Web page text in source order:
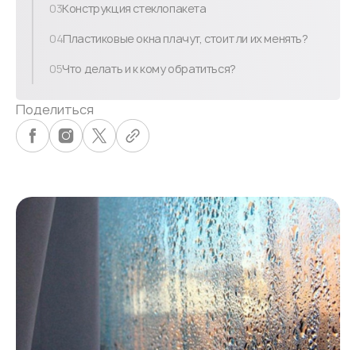
03Конструкция стеклопакета
04Пластиковые окна плачут, стоит ли их менять?
05Что делать и к кому обратиться?
Поделиться